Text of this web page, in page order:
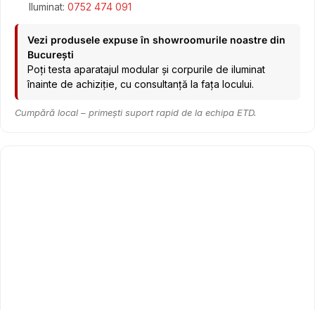
Iluminat: 0752 474 091
Vezi produsele expuse în showroomurile noastre din
București
Poți testa aparatajul modular și corpurile de iluminat
înainte de achiziție, cu consultanță la fața locului.
Cumpără local – primești suport rapid de la echipa ETD.